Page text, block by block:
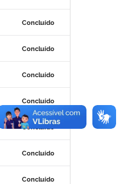
Concluído
Concluído
Concluído
Concluído
Concluído
Concluído
Concluído